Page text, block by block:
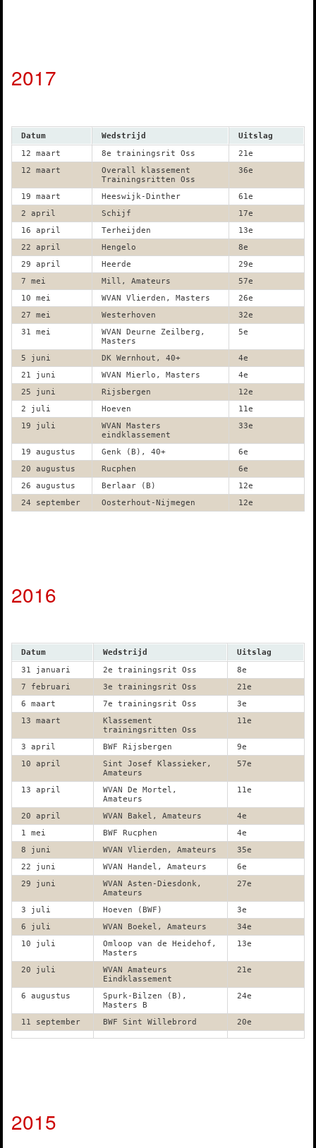
2017
Datum Wedstrijd
Uitslag
12 maart
8e trainingsrit Oss
21e
12 maart
Overall klassement
Trainingsritten Oss
36e
19 maart Heeswijk-Dinther
61e
2 april
Schijf
17e
16 april
Terheijden
13e
22 april
Hengelo
8e
29 april
Heerde
29e
7 mei
Mill, Amateurs
57e
10 mei
WVAN Vlierden, Masters
26e
27 mei
Westerhoven
32e
31 mei
WVAN Deurne Zeilberg,
Masters
5e
5 juni DK Wernhout, 40+
4e
21 juni
WVAN Mierlo, Masters
4e
25 juni
Rijsbergen
12e
2 juli
Hoeven
11e
19 juli
WVAN Masters
eindklassement
33e
19 augustus Genk (B), 40+
6e
20 augustus
Rucphen
6e
26 augustus
Berlaar (B)
12e
24 september
Oosterhout-Nijmegen 12e
2016
Datum Wedstrijd
Uitslag
31 januari
2e trainingsrit Oss
8e
7 februari
3e trainingsrit Oss
21e
6 maart
7e trainingsrit Oss
3e
13 maart
Klassement
trainingsritten Oss
11e
3 april BWF Rijsbergen
9e
10 april
Sint Josef Klassieker,
Amateurs
57e
13 april
WVAN De Mortel,
Amateurs
11e
20 april WVAN Bakel, Amateurs
4e
1 mei
BWF Rucphen
4e
8 juni
WVAN Vlierden, Amateurs
35e
22 juni
WVAN Handel, Amateurs
6e
29 juni
WVAN Asten-Diesdonk,
Amateurs
27e
3 juli Hoeven (BWF)
3e
6 juli
WVAN Boekel, Amateurs
34e
10 juli
Omloop van de Heidehof,
Masters
13e
20 juli
WVAN Amateurs
Eindklassement
21e
6 augustus
Spurk-Bilzen (B),
Masters B
24e
11 september BWF Sint Willebrord 20e
2015